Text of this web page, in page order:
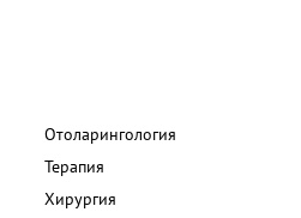
Отоларингология
Терапия
Хирургия